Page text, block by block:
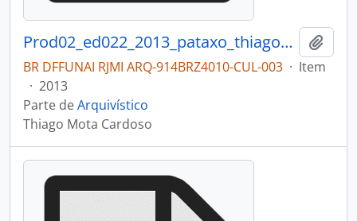
Prod02_ed022_2013_pataxo_thiago_cardoso
BR DFFUNAI RJMI ARQ-914BRZ4010-CUL-003 · Item
· 2013
Parte deArquivístico
Thiago Mota Cardoso